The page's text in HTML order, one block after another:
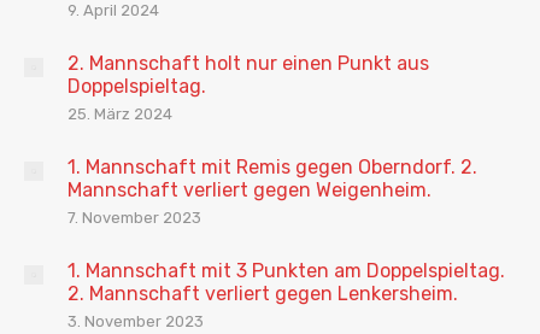
9. April 2024
2. Mannschaft holt nur einen Punkt aus
Doppelspieltag.
25. März 2024
1. Mannschaft mit Remis gegen Oberndorf. 2.
Mannschaft verliert gegen Weigenheim.
7. November 2023
1. Mannschaft mit 3 Punkten am Doppelspieltag.
2. Mannschaft verliert gegen Lenkersheim.
3. November 2023